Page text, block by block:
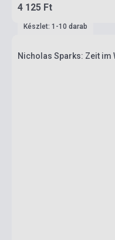
4 125 Ft
Készlet: 1-10 darab
Nicholas Sparks: Zeit im